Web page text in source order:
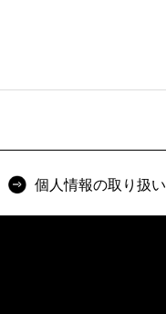
個人情報の取り扱い